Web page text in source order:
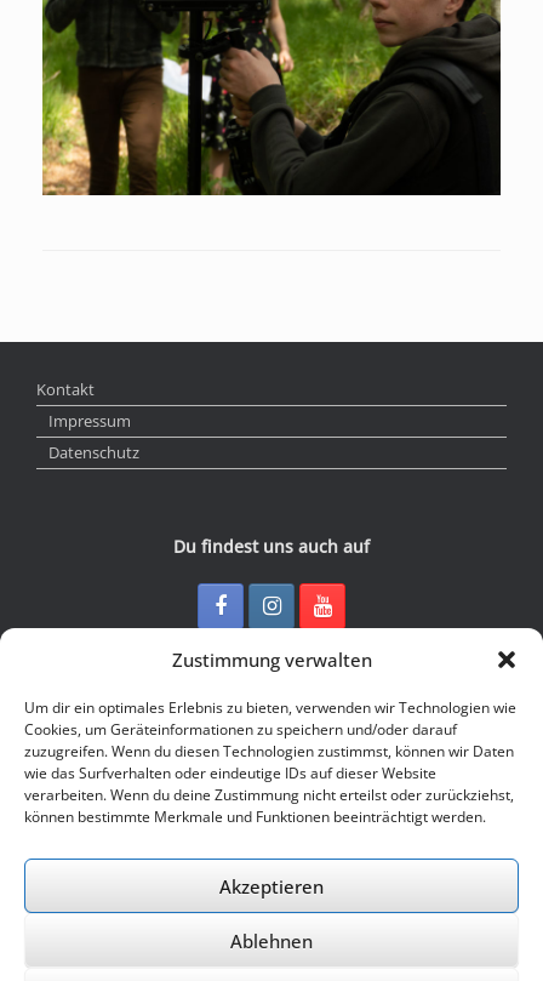
Zustimmung verwalten
Um dir ein optimales Erlebnis zu bieten, verwenden wir Technologien wie
Cookies, um Geräteinformationen zu speichern und/oder darauf
zuzugreifen. Wenn du diesen Technologien zustimmst, können wir Daten
wie das Surfverhalten oder eindeutige IDs auf dieser Website
verarbeiten. Wenn du deine Zustimmung nicht erteilst oder zurückziehst,
können bestimmte Merkmale und Funktionen beeinträchtigt werden.
Akzeptieren
Ablehnen
Kontakt
Impressum
Datenschutz
Du findest uns auch auf
Kontakt
Junge Presse Niedersachsen e.V.
Rückertstraße 10
30169 Hannover
© 2026 Junge Presse Niedersachsen e.V.